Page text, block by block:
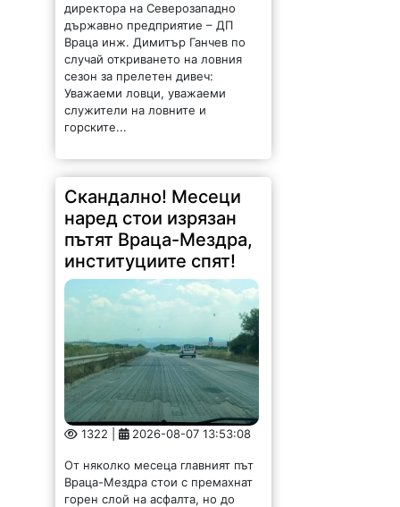
директора на Северозападно
държавно предприятие – ДП
Враца инж. Димитър Ганчев по
случай откриването на ловния
сезон за прелетен дивеч:
Уважаеми ловци, уважаеми
служители на ловните и
горските...
Скандално! Месеци
наред стои изрязан
пътят Враца-Мездра,
институциите спят!
1322 | 2026-08-07 13:53:08
От няколко месеца главният път
Враца-Мездра стои с премахнат
горен слой на асфалта, но до